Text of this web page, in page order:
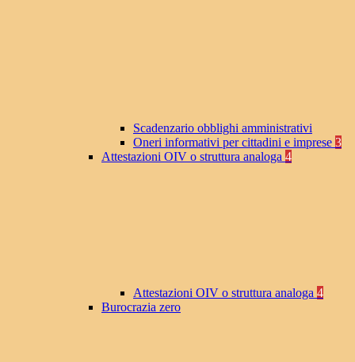
Scadenzario obblighi amministrativi
Oneri informativi per cittadini e imprese 3
Attestazioni OIV o struttura analoga 4
Attestazioni OIV o struttura analoga 4
Burocrazia zero